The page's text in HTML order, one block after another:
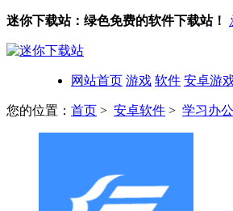
迷你下载站：绿色免费的软件下载站！
网站首页 游戏 软件 安卓游
您的位置： 首页 > 安卓软件 > 学习办公